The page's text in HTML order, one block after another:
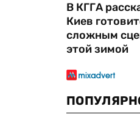
В КГГА
Киев
сложным
этой зимой